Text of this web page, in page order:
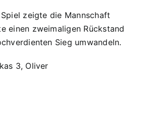
zeigte die Mannschaft
einen zweimaligen Rückstand
Sieg umwandeln.
3, Oliver